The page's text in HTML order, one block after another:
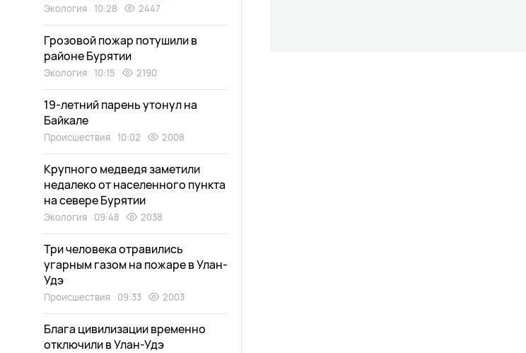
Экология 10:28 2447
Грозовой пожар потушили в
районе Бурятии
Экология 10:15 2190
19-летний парень утонул на
Байкале
Происшествия 10:02 2008
Крупного медведя заметили
недалеко от населенного пункта
на севере Бурятии
Экология 09:48 2038
Три человека отравились
угарным газом на пожаре в Улан-
Удэ
Происшествия 09:33 2003
Блага цивилизации временно
отключили в Улан-Удэ